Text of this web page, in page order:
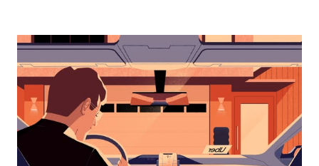
de
te
openen
een
datum
te
selecteren.
Druk